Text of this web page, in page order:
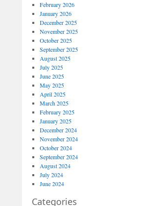
February 2026
January 2026
December 2025
November 2025
October 2025
September 2025
August 2025
July 2025
June 2025
May 2025
April 2025
March 2025
February 2025
January 2025
December 2024
November 2024
October 2024
September 2024
August 2024
July 2024
June 2024
Categories